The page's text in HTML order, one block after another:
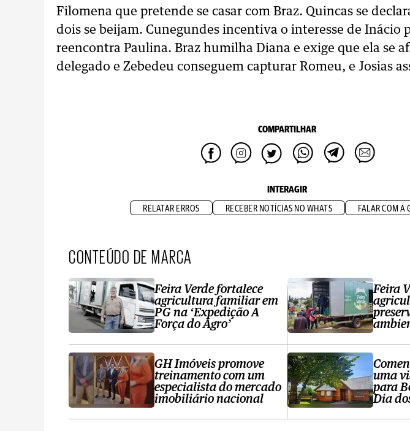
Filomena que pretende se casar com Braz. Quincas se
dois se beijam. Cunegundes incentiva o interesse de Inácio
reencontra Paulina. Braz humilha Diana e exige que ela se
delegado e Zebedeu conseguem capturar Romeu, e Josias
COMPARTILHAR
INTERAGIR
RELATAR ERROS RECEBER NOTÍCIAS NO WHATS FALAR COM A
CONTEÚDO DE MARCA
Feira Verde fortalece
agricultura familiar em
PG na ‘Expedição A
Força do Agro’
GH Imóveis promove
treinamento com um
especialista do mercado
imobiliário nacional
Feira
uma
para
Dia